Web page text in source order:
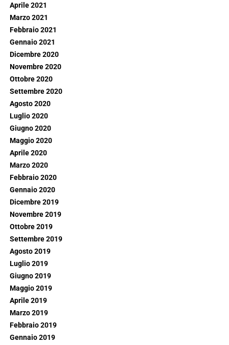
Aprile 2021
Marzo 2021
Febbraio 2021
Gennaio 2021
Dicembre 2020
Novembre 2020
Ottobre 2020
Settembre 2020
Agosto 2020
Luglio 2020
Giugno 2020
Maggio 2020
Aprile 2020
Marzo 2020
Febbraio 2020
Gennaio 2020
Dicembre 2019
Novembre 2019
Ottobre 2019
Settembre 2019
Agosto 2019
Luglio 2019
Giugno 2019
Maggio 2019
Aprile 2019
Marzo 2019
Febbraio 2019
Gennaio 2019